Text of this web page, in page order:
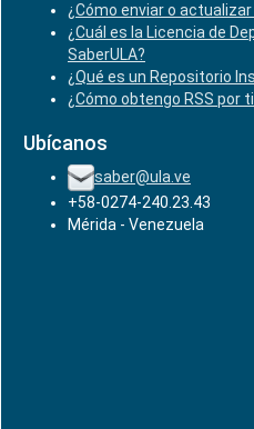
¿Cómo enviar o
¿Cuál es la Licencia de
SaberULA?
¿Qué es un Repositorio
¿Cómo obtengo RSS por
Ubícanos
saber@ula.ve
+58-0274-240.23.43
Mérida - Venezuela